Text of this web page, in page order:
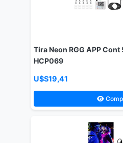
Tira Neon RGG APP
HCP069
U$S19,41